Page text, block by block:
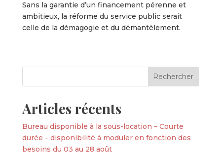
Sans la garantie d’un financement pérenne et
ambitieux, la réforme du service public serait
celle de la démagogie et du démantèlement.
Articles récents
Bureau disponible à la sous-location – Courte
durée – disponibilité à moduler en fonction des
besoins du 03 au 28 août